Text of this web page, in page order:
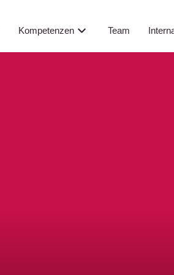
Kompetenzen Team